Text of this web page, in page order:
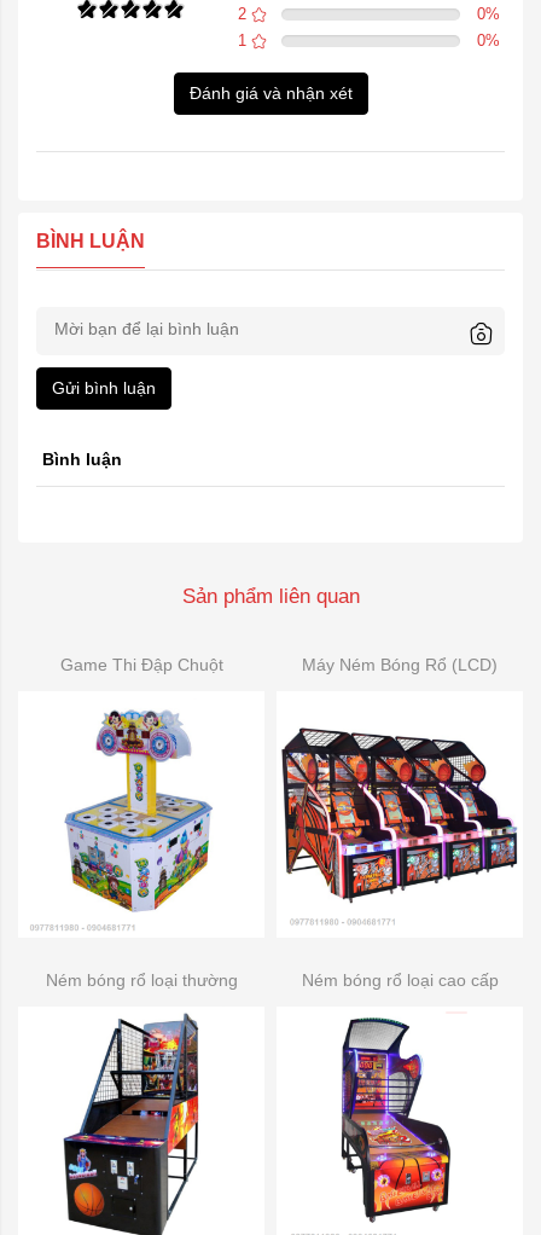
2
0%
1
0%
Đánh giá và nhận xét
BÌNH LUẬN
Gửi bình luận
Bình luận
Sản phẩm liên quan
Game Thi Đập Chuột Máy Ném Bóng Rổ (LCD)
Ném bóng rổ loại thường Ném bóng rổ loại cao cấp